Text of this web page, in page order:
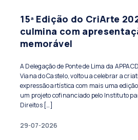
15ª Edição do CriArte
culmina com
memorável
A Delegação de Ponte de Lima da
Viana do Castelo, voltou a celebrar a
expressão artística com mais uma
um projeto cofinanciado pelo Instituto
Direitos […]
29-07-2026